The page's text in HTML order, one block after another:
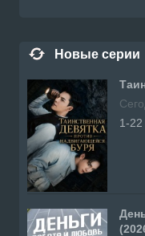
Новые серии
1-22